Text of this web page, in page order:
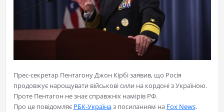
Прес-секретар Пентагону Джон Кірбі заявив, що Росія
продовжує нарощувати військові сили на кордоні з Україною.
Проте Пентагон не знає справжніх намірів РФ.
Про це повідомляє РБК-Україназ посиланням на Fox News.